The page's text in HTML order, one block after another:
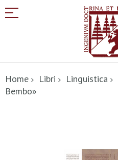
al
contenuto
Home Libri Linguistica
Bembo»